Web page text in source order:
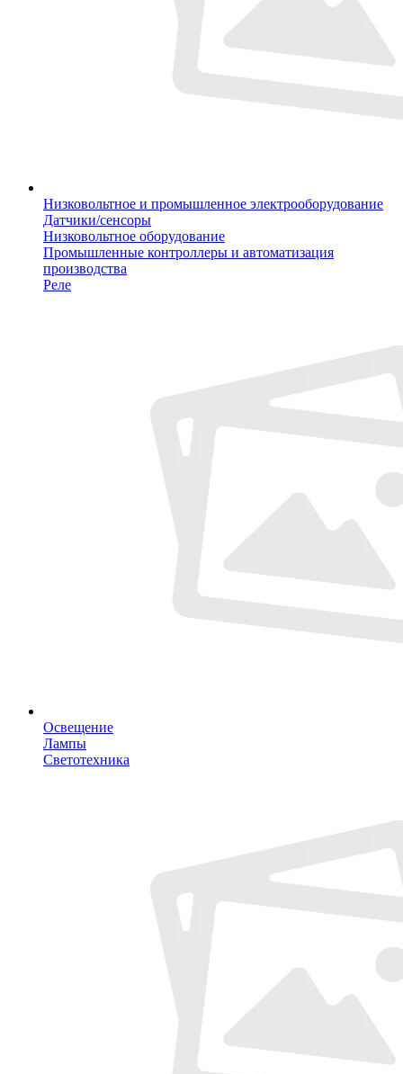
Низковольтное и промышленное электрооборудование
Датчики/сенсоры
Низковольтное оборудование
Промышленные контроллеры и автоматизация
производства
Реле
Освещение
Лампы
Светотехника